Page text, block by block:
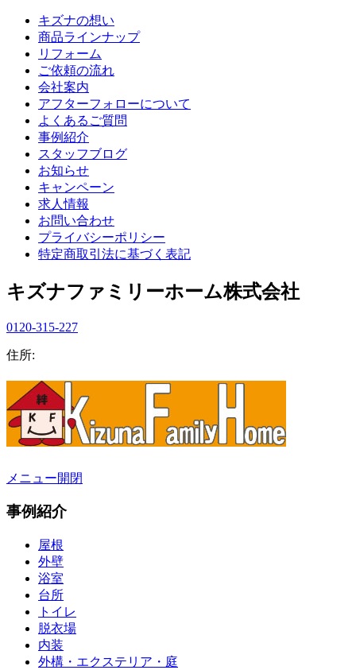
キズナの想い
商品ラインナップ
リフォーム
ご依頼の流れ
会社案内
アフターフォローについて
よくあるご質問
事例紹介
スタッフブログ
お知らせ
キャンペーン
求人情報
お問い合わせ
プライバシーポリシー
特定商取引法に基づく表記
キズナファミリーホーム株式会社
0120-315-227
住所:
メニュー開閉
事例紹介
屋根
外壁
浴室
台所
トイレ
脱衣場
内装
外構・エクステリア・庭